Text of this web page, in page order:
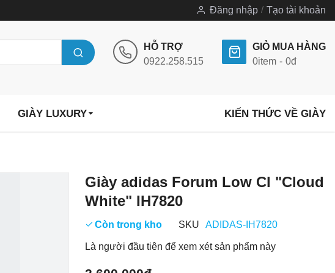
Đăng nhập Tạo tài khoản
HỖ TRỢ
0922.258.515
GIỎ MUA HÀNG
0item 0đ
GIÀY LUXURY KIẾN THỨC VỀ GIÀY
Giày adidas Forum Low Cl "Cloud
White" IH7820
Còn trong kho SKU ADIDAS-IH7820
Là người đầu tiên để xem xét sản phẩm này
Chuyển
phần